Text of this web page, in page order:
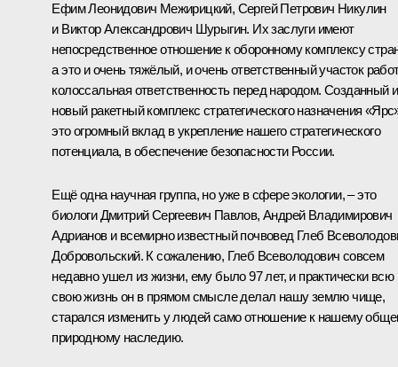
Ефим Леонидович Межирицкий, Сергей Петрович Никулин
и Виктор Александрович Шурыгин. Их заслуги имеют
непосредственное отношение к оборонному комплексу
а это и очень тяжёлый, и очень ответственный участок
колоссальная ответственность перед народом. Созданный
новый ракетный комплекс стратегического назначения
это огромный вклад в укрепление нашего стратегического
потенциала, в обеспечение безопасности России.
Ещё одна научная группа, но уже в сфере экологии, – это
биологи Дмитрий Сергеевич Павлов, Андрей Владимирович
Адрианов и всемирно известный почвовед Глеб
Добровольский. К сожалению, Глеб Всеволодович совсем
недавно ушел из жизни, ему было 97 лет, и практически всю
свою жизнь он в прямом смысле делал нашу землю чище,
старался изменить у людей само отношение к нашему
природному наследию.